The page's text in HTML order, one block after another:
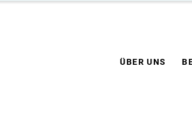
ÜBER UNS